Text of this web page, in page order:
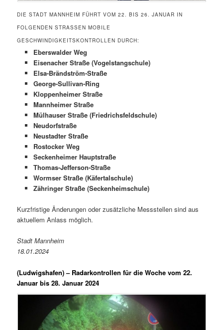
DIE STADT MANNHEIM FÜHRT VOM 22. BIS 26. JANUAR IN
FOLGENDEN STRASSEN MOBILE G
ESCHWINDIGKEITSKONTROLLEN DURCH:
Eberswalder Weg
Eisenacher Straße (Vogelstangschule)
Elsa-Brändström-Straße
George-Sullivan-Ring
Kloppenheimer Straße
Mannheimer Straße
Mülhauser Straße (Friedrichsfeldschule)
Neudorfstraße
Neustadter Straße
Rostocker Weg
Seckenheimer Hauptstraße
Thomas-Jefferson-Straße
Wormser Straße (Käfertalschule)
Zähringer Straße (Seckenheimschule)
Kurzfristige Änderungen oder zusätzliche Messstellen sind aus
aktuellem Anlass möglich.
Stadt Mannheim
18.01.2024
(Ludwigshafen) – Radarkontrollen für die Woche vom 22.
Januar bis 28. Januar 2024